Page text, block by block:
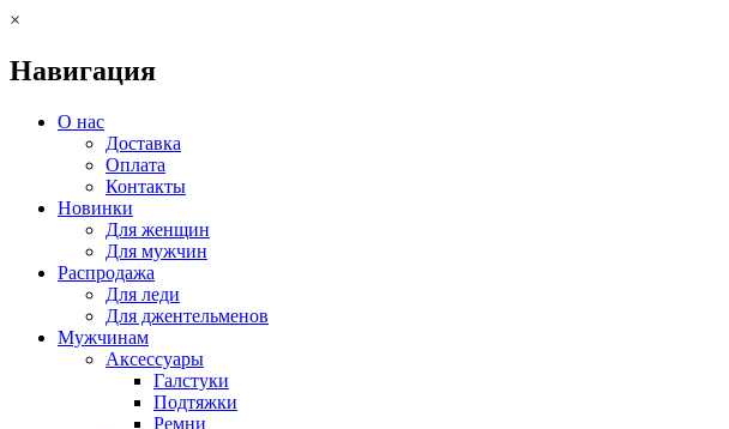
×
Навигация
О нас
Доставка
Оплата
Контакты
Новинки
Для женщин
Для мужчин
Распродажа
Для леди
Для джентельменов
Мужчинам
Аксессуары
Галстуки
Подтяжки
Ремни